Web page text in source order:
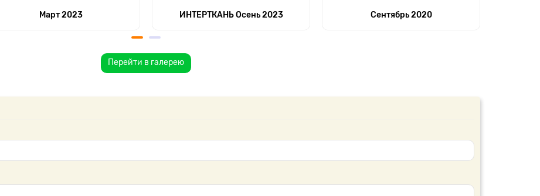
Март 2023 ИНТЕРТКАНЬ Осень 2023 Сентябрь 2020
Перейти в галерею